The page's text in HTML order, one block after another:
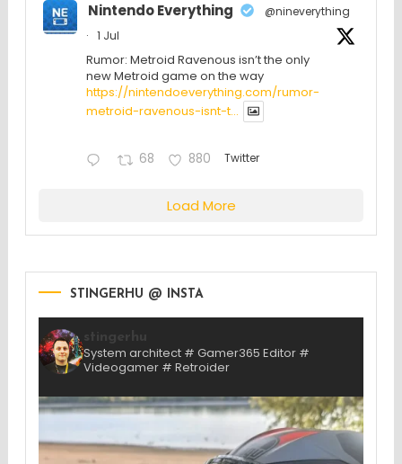
Nintendo Everything
@nineverything
·
1 Jul
Rumor: Metroid Ravenous isn’t the only
new Metroid game on the way
https://nintendoeverything.com/rumor-
metroid-ravenous-isnt-t...
68 880 Twitter
Load More
STINGERHU @ INSTA
System architect # Gamer365 Editor #
Videogamer # Retroider